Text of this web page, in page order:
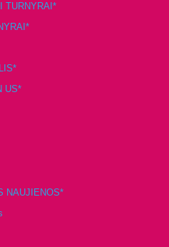
TURNYRAI*
US*
NAUJIENOS*